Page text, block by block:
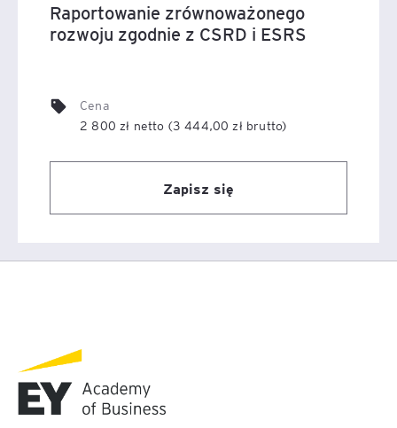
Raportowanie zrównoważonego
rozwoju zgodnie z CSRD i ESRS
Cena
2 800 zł netto (3 444,00 zł brutto)
Zapisz się